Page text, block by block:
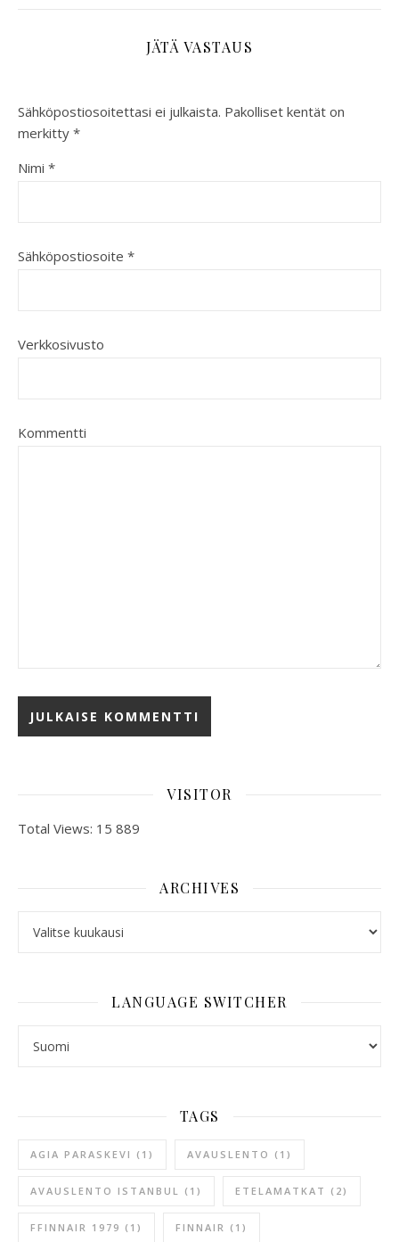
JÄTÄ VASTAUS
Sähköpostiosoitettasi ei julkaista. Pakolliset kentät on
merkitty *
Nimi *
Sähköpostiosoite *
Verkkosivusto
Kommentti
VISITOR
Total Views: 15 889
ARCHIVES
LANGUAGE SWITCHER
TAGS
AGIA PARASKEVI (1) AVAUSLENTO (1)
AVAUSLENTO ISTANBUL (1) ETELAMATKAT (2)
FFINNAIR 1979 (1) FINNAIR (1)